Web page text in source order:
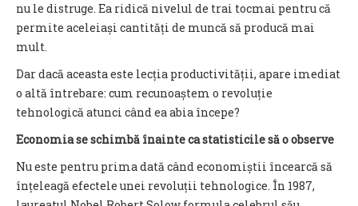
nu le distruge. Ea ridică nivelul de trai tocmai pentru că
permite aceleiași cantități de muncă să producă mai
mult.
Dar dacă aceasta este lecția productivității, apare imediat
o altă întrebare: cum recunoaștem o revoluție
tehnologică atunci când ea abia începe?
Economia se schimbă înainte ca statisticile să o observe
Nu este pentru prima dată când economiștii încearcă să
înțeleagă efectele unei revoluții tehnologice. În 1987,